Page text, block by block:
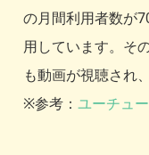
の月間利用者数が
用しています。そ
も動画が視聴され
※参考： ユーチュ